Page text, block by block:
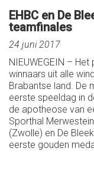
EHBC en De
teamfinales
24 juni 2017
NIEUWEGEIN –
winnaars uit alle
Brabantse land. De
eerste speeldag in
de apotheose van
Sporthal
(Zwolle) en De
eerste gouden